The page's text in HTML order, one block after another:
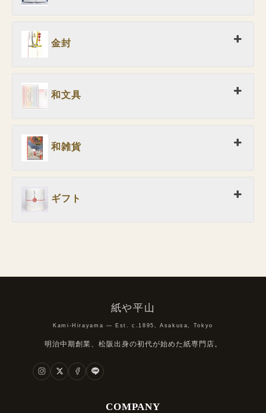
金封
和文具
和雑貨
ギフト
紙や平山
Kami-Hirayama — Est. c.1895, Asakusa, Tokyo
明治中期創業、松阪出身の初代が始めた紙専門店。
COMPANY